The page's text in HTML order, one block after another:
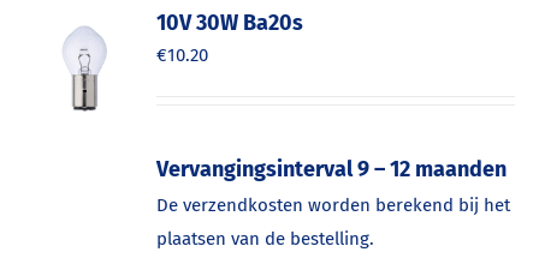
10V 30W Ba20s
€10.20
Vervangingsinterval 9 – 12 maanden
De verzendkosten worden berekend bij het
plaatsen van de bestelling.